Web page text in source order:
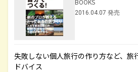
BOOKS
2016.04.07 発売
失敗しない個人旅行の作り方など、旅
ドバイス